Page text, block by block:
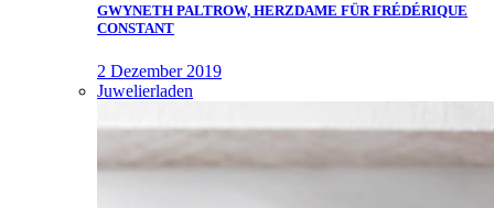
GWYNETH PALTROW, HERZDAME FÜR FRÉDÉRIQUE
CONSTANT
2 Dezember 2019
Juwelierladen